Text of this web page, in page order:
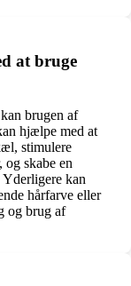
at bruge
brugen af
hjælpe med at
stimulere
skabe en
Yderligere kan
hårfarve eller
og brug af